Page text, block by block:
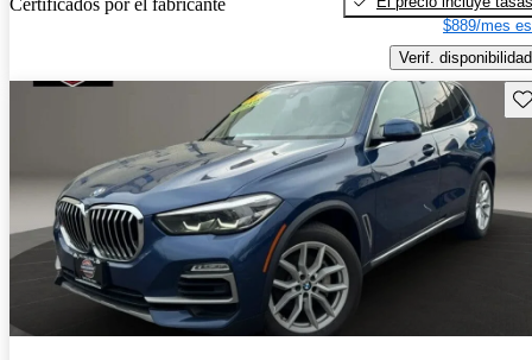
$889/mes
Verif. disponibilidad